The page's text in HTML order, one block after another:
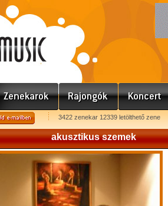
3422 zenekar 12339 letölthető zene
akusztikus szemek